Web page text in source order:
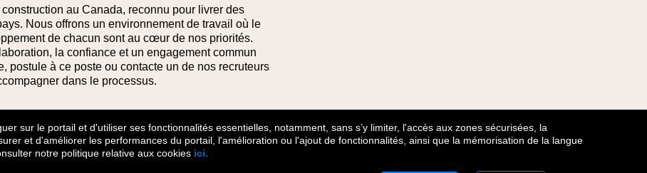
sur le portail et d'utiliser ses fonctionnalités essentielles, notamment, sans s’y limiter, l'accès aux zones sécurisées, la
et d'améliorer les performances du portail, l'amélioration ou l'ajout de fonctionnalités, ainsi que la mémorisation de la langue
notre politique relative aux cookies ici.
au Canada, reconnu pour livrer des
Nous offrons un environnement de travail où le
de chacun sont au cœur de nos priorités.
la confiance et un engagement commun
postule à ce poste ou contacte un de nos recruteurs
dans le processus.